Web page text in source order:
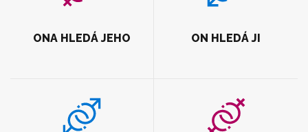
ONA HLEDÁ JEHO ON HLEDÁ JI